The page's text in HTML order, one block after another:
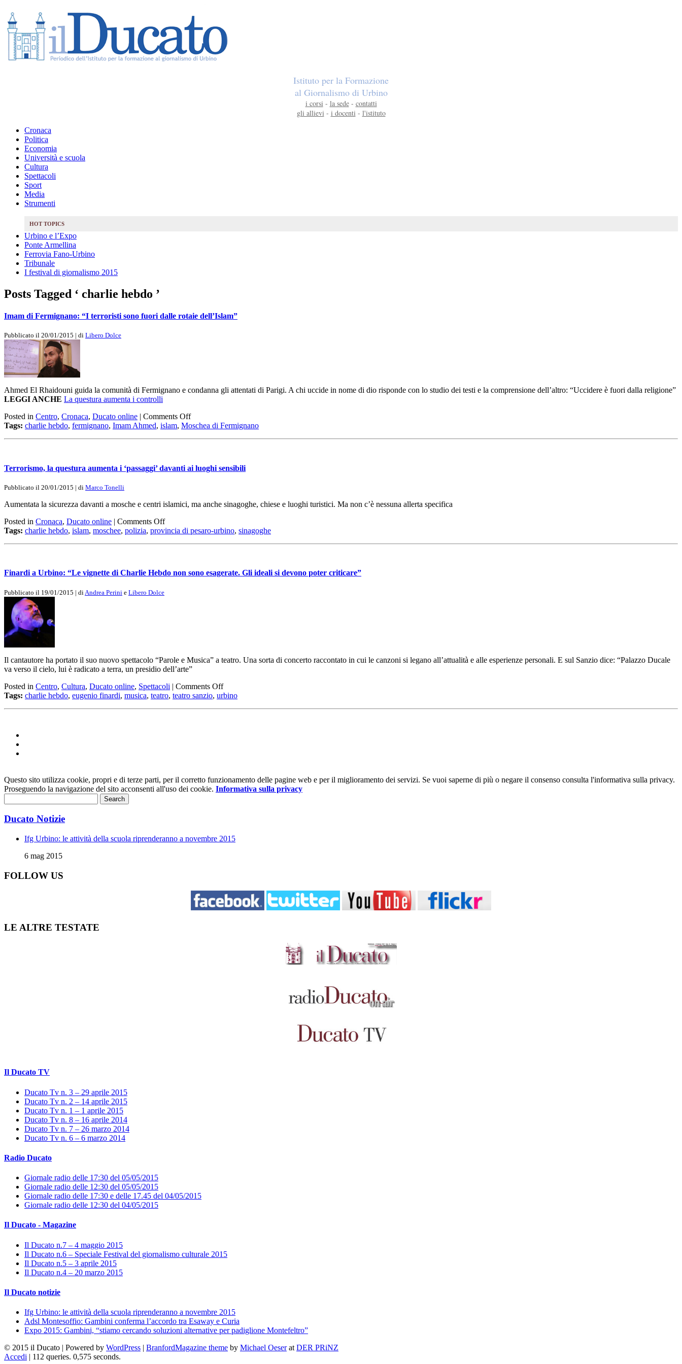
Istituto per la Formazione
al Giornalismo di Urbino
i corsi - la sede- contatti
gli allievi - i docenti - l'istituto
Cronaca
Politica
Economia
Università e scuola
Cultura
Spettacoli
Sport
Media
Strumenti
HOT TOPICS
Urbino e l’Expo
Ponte Armellina
Ferrovia Fano-Urbino
Tribunale
I festival di giornalismo 2015
Posts Tagged ‘ charlie hebdo ’
Imam di Fermignano: “I terroristi sono fuori dalle rotaie dell’Islam”
Pubblicato il 20/01/2015 | di Libero Dolce
Ahmed El Rhaidouni guida la comunità di Fermignano e condanna gli attentati di Parigi. A chi uccide in nome di dio risponde con lo studio dei testi e la comprensione dell’altro: “Uccidere è fuori dalla religione”
LEGGI ANCHE La questura aumenta i controlli
Posted in Centro, Cronaca, Ducato online | Comments Off
Tags: charlie hebdo, fermignano, Imam Ahmed, islam, Moschea di Fermignano
Terrorismo, la questura aumenta i ‘passaggi’ davanti ai luoghi sensibili
Pubblicato il 20/01/2015 | di Marco Tonelli
Aumentata la sicurezza davanti a mosche e centri islamici, ma anche sinagoghe, chiese e luoghi turistici. Ma non c’è nessuna allerta specifica
Posted in Cronaca, Ducato online | Comments Off
Tags: charlie hebdo, islam, moschee, polizia, provincia di pesaro-urbino, sinagoghe
Finardi a Urbino: “Le vignette di Charlie Hebdo non sono esagerate. Gli ideali si devono poter criticare”
Pubblicato il 19/01/2015 | di Andrea Perini e Libero Dolce
Il cantautore ha portato il suo nuovo spettacolo “Parole e Musica” a teatro. Una sorta di concerto raccontato in cui le canzoni si legano all’attualità e alle esperienze personali. E sul Sanzio dice: “Palazzo Ducale
va verso il cielo, lui è radicato a terra, un presidio dell’arte”
Posted in Centro, Cultura, Ducato online, Spettacoli | Comments Off
Tags: charlie hebdo, eugenio finardi, musica, teatro, teatro sanzio, urbino
Questo sito utilizza cookie, propri e di terze parti, per il corretto funzionamento delle pagine web e per il miglioramento dei servizi. Se vuoi saperne di più o negare il consenso consulta l'informativa sulla privacy.
Proseguendo la navigazione del sito acconsenti all'uso dei cookie. Informativa sulla privacy
Ducato Notizie
Ifg Urbino: le attività della scuola riprenderanno a novembre 2015
6 mag 2015
FOLLOW US
LE ALTRE TESTATE
Il Ducato TV
Ducato Tv n. 3 – 29 aprile 2015
Ducato Tv n. 2 – 14 aprile 2015
Ducato Tv n. 1 – 1 aprile 2015
Ducato Tv n. 8 – 16 aprile 2014
Ducato Tv n. 7 – 26 marzo 2014
Ducato Tv n. 6 – 6 marzo 2014
Radio Ducato
Giornale radio delle 17:30 del 05/05/2015
Giornale radio delle 12:30 del 05/05/2015
Giornale radio delle 17:30 e delle 17.45 del 04/05/2015
Giornale radio delle 12:30 del 04/05/2015
Il Ducato - Magazine
Il Ducato n.7 – 4 maggio 2015
Il Ducato n.6 – Speciale Festival del giornalismo culturale 2015
Il Ducato n.5 – 3 aprile 2015
Il Ducato n.4 – 20 marzo 2015
Il Ducato notizie
Ifg Urbino: le attività della scuola riprenderanno a novembre 2015
Adsl Montesoffio: Gambini conferma l’accordo tra Esaway e Curia
Expo 2015: Gambini, “stiamo cercando soluzioni alternative per padiglione Montefeltro”
© 2015 il Ducato | Powered by WordPress | BranfordMagazine theme by Michael Oeserat DER PRiNZ
Accedi | 112 queries. 0,575 seconds.